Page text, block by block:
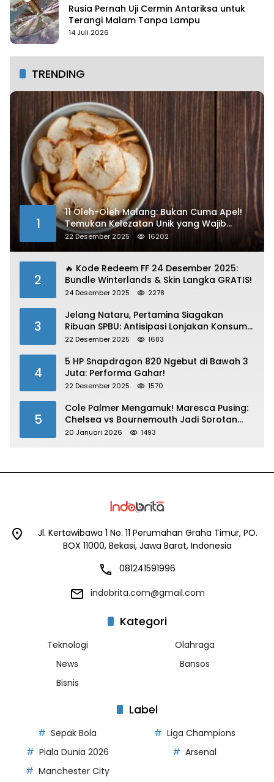
Rusia Pernah Uji Cermin Antariksa untuk
Terangi Malam Tanpa Lampu
14 Juli 2026
TRENDING
1
11 Oleh-Oleh Malang: Bukan Cuma Apel!
Temukan Kelezatan Unik yang Wajib
Dibawa
22 Desember 2025 16202
2
🔥 Kode Redeem FF 24 Desember 2025:
Bundle Winterlands & Skin Langka GRATIS!
24 Desember 2025 2278
3
Jelang Nataru, Pertamina Siagakan
Ribuan SPBU: Antisipasi Lonjakan Konsumsi
BBM dan LPG!
22 Desember 2025 1683
4
5 HP Snapdragon 820 Ngebut di Bawah 3
Juta: Performa Gahar!
22 Desember 2025 1570
5
Cole Palmer Mengamuk! Maresca Pusing:
Chelsea vs Bournemouth Jadi Sorotan
Utama
20 Januari 2026 1493
Jl. Kertawibawa 1 No. 11 Perumahan Graha Timur, PO.
BOX 11000, Bekasi, Jawa Barat, Indonesia
081241591996
indobrita.com@gmail.com
Kategori
Teknologi
Olahraga
News
Bansos
Bisnis
Label
Sepak Bola
Liga Champions
Piala Dunia 2026
Arsenal
Manchester City